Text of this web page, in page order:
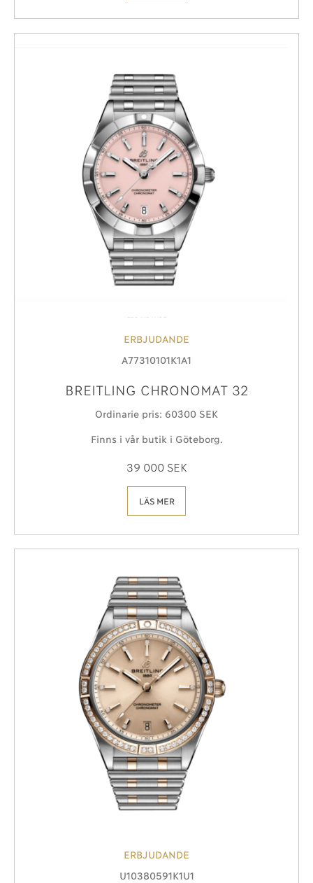
ERBJUDANDE
A77310101K1A1
BREITLING CHRONOMAT 32
Ordinarie pris: 60´300 SEK
Finns i vår butik i Göteborg.
39 000 SEK
LÄS MER
ERBJUDANDE
U10380591K1U1